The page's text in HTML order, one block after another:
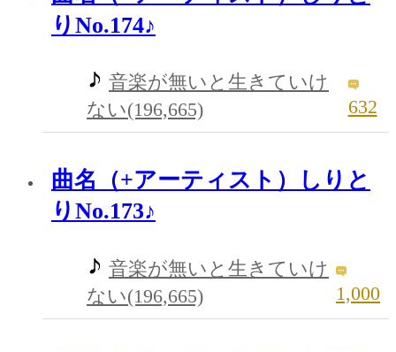
りNo.174♪
音楽が無いと生きていけ
ない(196,665)
632
曲名（+アーティスト）しりと
りNo.173♪
音楽が無いと生きていけ
ない(196,665)
1,000